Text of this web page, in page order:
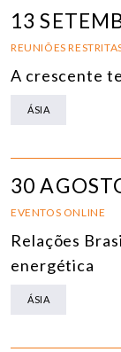
13
REUNIÕES
A crescente
ÁSIA
30
EVENTOS ONLINE
Relações
energética
ÁSIA